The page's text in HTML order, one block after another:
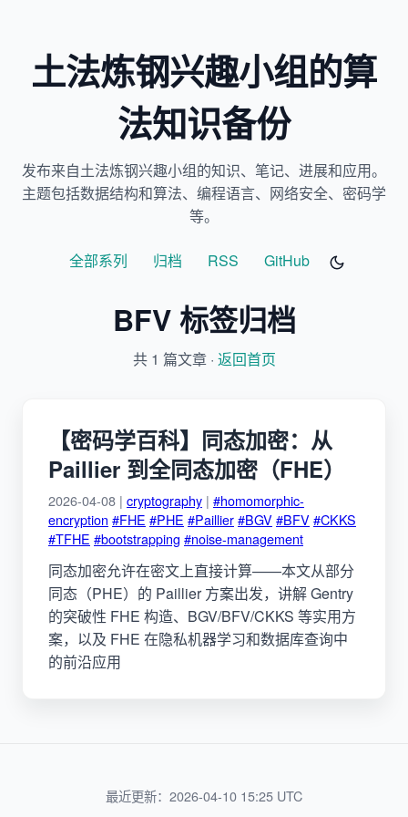
土法炼钢兴趣小组的算
法知识备份
发布来自土法炼钢兴趣小组的知识、笔记、进展和应用。
主题包括数据结构和算法、编程语言、网络安全、密码学
等。
全部系列 归档 RSS GitHub
BFV 标签归档
共 1 篇文章 · 返回首页
【密码学百科】同态加密：从
Paillier 到全同态加密（FHE）
2026-04-08 | cryptography | #homomorphic-
encryption #FHE #PHE #Paillier#BGV#BFV#CKKS
#TFHE #bootstrapping #noise-management
同态加密允许在密文上直接计算——本文从部分
同态（PHE）的 Paillier 方案出发，讲解 Gentry
的突破性 FHE 构造、BGV/BFV/CKKS 等实用方
案，以及 FHE 在隐私机器学习和数据库查询中
的前沿应用
最近更新：2026-04-10 15:25 UTC